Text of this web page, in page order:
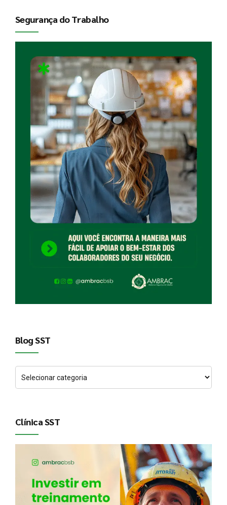
Segurança do Trabalho
Blog SST
Clínica SST